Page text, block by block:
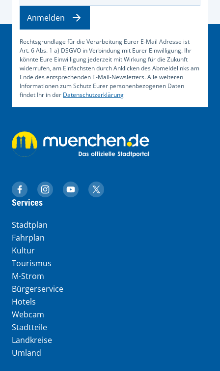
Rechtsgrundlage für die Verarbeitung Eurer E-Mail Adresse ist
Art. 6 Abs. 1 a) DSGVO in Verbindung mit Eurer Einwilligung. Ihr
könnte Eure Einwilligung jederzeit mit Wirkung für die Zukunft
widerrufen, am Einfachsten durch Anklicken des Abmeldelinks am
Ende des entsprechenden E-Mail-Newsletters. Alle weiteren
Informationen zum Schutz Eurer personenbezogenen Daten
findet Ihr in der Datenschutzerklärung
Anmelden
muenchen.de auf Facebook
muenchen.de auf Instagram
muenchen.de auf YouTube
muenchen.de auf X
Services
Stadtplan
Fahrplan
Kultur
Tourismus
M-Strom
Bürgerservice
Hotels
Webcam
Stadtteile
Landkreise
Umland